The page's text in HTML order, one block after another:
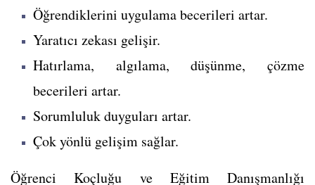
Öğrendiklerini uygulama becerileri artar.
Yaratıcı zekası gelişir.
Hatırlama, algılama, düşünme, çözme
becerileri artar.
Sorumluluk duyguları artar.
Çok yönlü gelişim sağlar.
Öğrenci Koçluğu ve Eğitim Danışmanlığı